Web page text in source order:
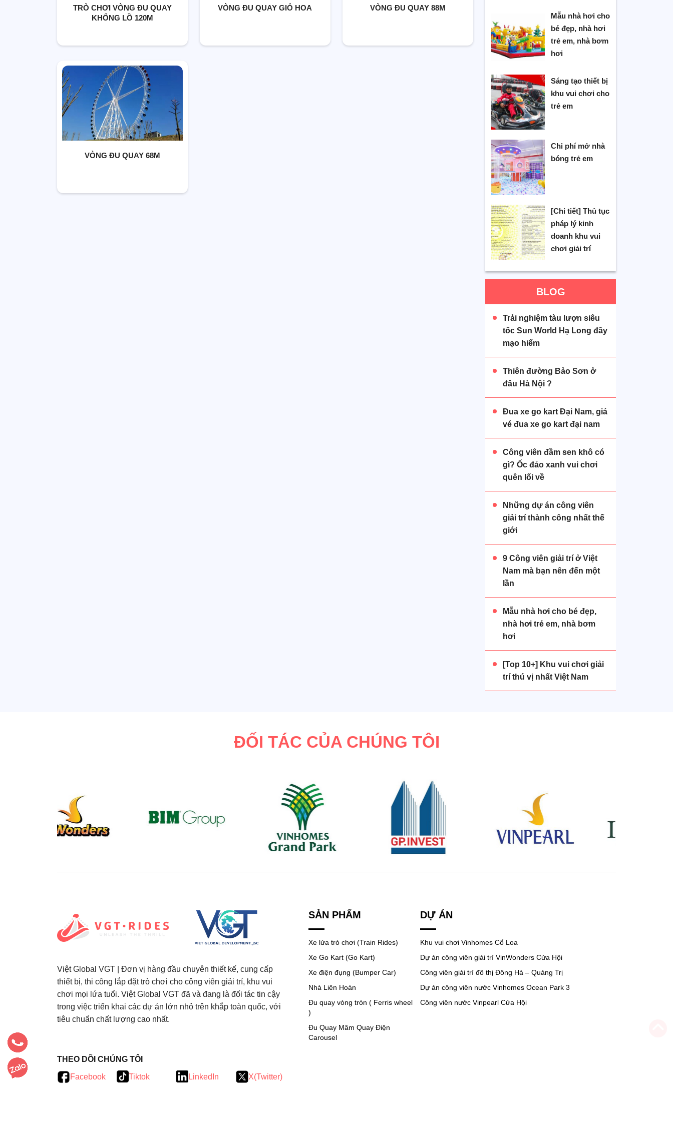
TRÒ CHƠI VÒNG ĐU QUAY
KHỔNG LỒ 120M
VÒNG ĐU QUAY GIỎ HOA VÒNG ĐU QUAY 88M
VÒNG ĐU QUAY 68M
Mẫu nhà hơi cho
bé đẹp, nhà hơi
trẻ em, nhà bơm
hơi
Sáng tạo thiết bị
khu vui chơi cho
trẻ em
Chi phí mở nhà
bóng trẻ em
[Chi tiết] Thủ tục
pháp lý kinh
doanh khu vui
chơi giải trí
BLOG
Trải nghiệm tàu lượn siêu
tốc Sun World Hạ Long đầy
mạo hiểm
Thiên đường Bảo Sơn ở
đâu Hà Nội ?
Đua xe go kart Đại Nam, giá
vé đua xe go kart đại nam
Công viên đầm sen khô có
gì? Ốc đảo xanh vui chơi
quên lối về
Những dự án công viên
giải trí thành công nhất thế
giới
9 Công viên giải trí ở Việt
Nam mà bạn nên đến một
lần
Mẫu nhà hơi cho bé đẹp,
nhà hơi trẻ em, nhà bơm
hơi
[Top 10+] Khu vui chơi giải
trí thú vị nhất Việt Nam
ĐỐI TÁC CỦA CHÚNG TÔI
Việt Global VGT | Đơn vị hàng đầu chuyên thiết kế, cung cấp
thiết bị, thi công lắp đặt trò chơi cho công viên giải trí, khu vui
chơi mọi lứa tuổi. Việt Global VGT đã và đang là đối tác tin cậy
trong việc triển khai các dự án lớn nhỏ trên khắp toàn quốc, với
tiêu chuẩn chất lượng cao nhất.
THEO DÕI CHÚNG TÔI
Facebook Tiktok LinkedIn X(Twitter)
SẢN PHẨM
Xe lửa trò chơi (Train Rides)
Xe Go Kart (Go Kart)
Xe điện đụng (Bumper Car)
Nhà Liên Hoàn
Đu quay vòng tròn ( Ferris wheel
)
Đu Quay Mâm Quay Điện
Carousel
DỰ ÁN
Khu vui chơi Vinhomes Cổ Loa
Dự án công viên giải trí VinWonders Cửa Hội
Công viên giải trí đô thị Đông Hà – Quảng Trị
Dự án công viên nước Vinhomes Ocean Park 3
Công viên nước Vinpearl Cửa Hội